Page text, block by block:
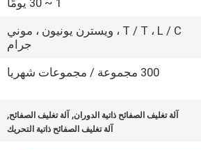
1 ~ 30 يومًا
T / T ، L / C ، ويسترن يونيون ، موني
جرام
300 مجموعة / مجموعات شهريا
آلة تغليف الصفائح ذاتية الدوران, آلة تغليف الصفائح,
آلة تغليف الصفائح ذاتية التحريك